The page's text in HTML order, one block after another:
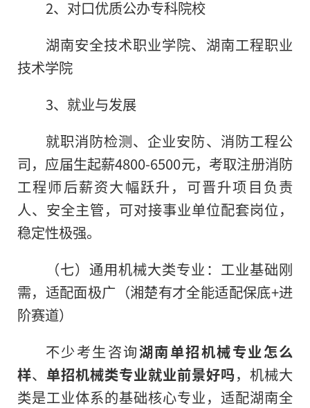
2、对口优质公办专科院校
湖南安全技术职业学院、湖南工程职业
技术学院
3、就业与发展
就职消防检测、企业安防、消防工程公
司，应届生起薪4800-6500元，考取注册消防
工程师后薪资大幅跃升，可晋升项目负责
人、安全主管，可对接事业单位配套岗位，
稳定性极强。
（七）通用机械大类专业：工业基础刚
需，适配面极广（湘楚有才全能适配保底+进
阶赛道）
不少考生咨询湖南单招机械专业怎么
样、 单招机械类专业就业前景好吗，机械大
类是工业体系的基础核心专业，适配湖南全